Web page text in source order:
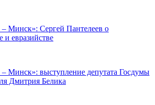
– Минск»: Сергей Пантелеев о
и евразийстве
– Минск»: выступление депутата Госдумы
Дмитрия Белика